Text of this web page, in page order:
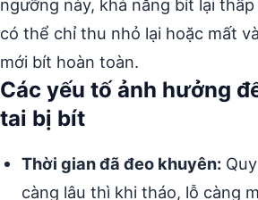
ngưỡng này, khả năng bít lại
có thể chỉ thu nhỏ lại hoặc mất
mới bít hoàn toàn.
Các yếu tố ảnh hưởng
tai bị bít
Thời gian đã đeo khuyên:
càng lâu thì khi tháo, lỗ càng